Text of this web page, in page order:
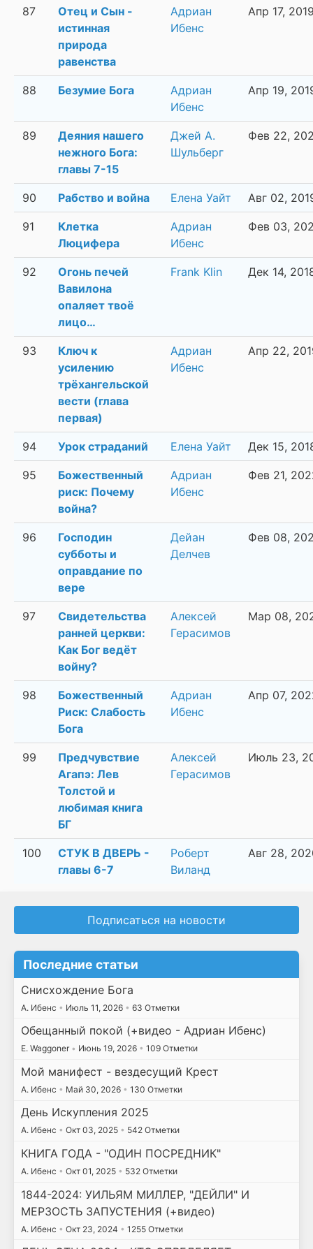
87
Отец и Сын -
истинная
природа
равенства
Адриан
Ибенс
Апр 17,
88 Безумие Бога
Адриан
Ибенс
Апр 19,
89
Деяния нашего
нежного Бога:
главы 7-15
Джей А.
Шульберг
Фев 22,
90 Рабство и война Елена Уайт Авг 02,
91
Клетка
Люцифера
Адриан
Ибенс
Фев 03,
92
Огонь печей
Вавилона
опаляет твоё
лицо…
Frank Klin Дек 14,
93
Ключ к
усилению
трёхангельской
вести (глава
первая)
Адриан
Ибенс
Апр 22,
94 Урок страданий Елена Уайт Дек 15,
95
Божественный
риск: Почему
война?
Адриан
Ибенс
Фев 21,
96
Господин
субботы и
оправдание по
вере
Дейан
Делчев
Фев 08,
97
Свидетельства
ранней церкви:
Как Бог ведёт
войну?
Алексей
Герасимов
Мар 08,
98
Божественный
Риск: Слабость
Бога
Адриан
Ибенс
Апр 07,
99
Предчувствие
Агапэ: Лев
Толстой и
любимая книга
БГ
Алексей
Герасимов
Июль 23,
100
СТУК В ДВЕРЬ -
главы 6-7
Роберт
Виланд
Авг 28,
Подписаться на новости
Последние статьи
Снисхождение Бога
А. Ибенс • Июль 11, 2026 • 63 Отметки
Обещанный покой (+видео - Адриан Ибенс)
E. Waggoner • Июнь 19, 2026 • 109 Отметки
Мой манифест - вездесущий Крест
А. Ибенс • Май 30, 2026 • 130 Отметки
День Искупления 2025
А. Ибенс • Окт 03, 2025 • 542 Отметки
КНИГА ГОДА - "ОДИН ПОСРЕДНИК"
А. Ибенс • Окт 01, 2025 • 532 Отметки
1844-2024: УИЛЬЯМ МИЛЛЕР, "ДЕЙЛИ" И
МЕРЗОСТЬ ЗАПУСТЕНИЯ (+видео)
А. Ибенс • Окт 23, 2024 • 1255 Отметки